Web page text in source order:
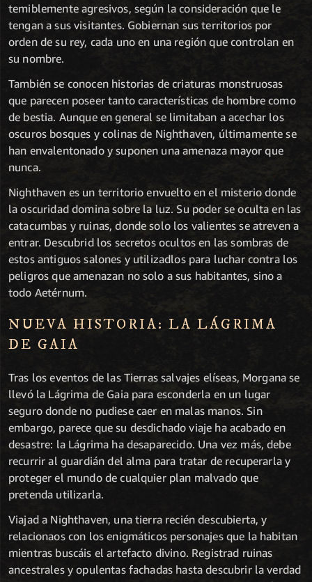
temiblemente agresivos, según la consideración que le
tengan a sus visitantes. Gobiernan sus territorios por
orden de su rey, cada uno en una región que controlan en
su nombre.
También se conocen historias de criaturas monstruosas
que parecen poseer tanto características de hombre como
de bestia. Aunque en general se limitaban a acechar los
oscuros bosques y colinas de Nighthaven, últimamente se
han envalentonado y suponen una amenaza mayor que
nunca.
Nighthaven es un territorio envuelto en el misterio donde
la oscuridad domina sobre la luz. Su poder se oculta en las
catacumbas y ruinas, donde solo los valientes se atreven a
entrar. Descubrid los secretos ocultos en las sombras de
estos antiguos salones y utilizadlos para luchar contra los
peligros que amenazan no solo a sus habitantes, sino a
todo Aetérnum.
NUEVA HISTORIA: LA LÁGRIMA
DE GAIA
Tras los eventos de las Tierras salvajes elíseas, Morgana se
llevó la Lágrima de Gaia para esconderla en un lugar
seguro donde no pudiese caer en malas manos. Sin
embargo, parece que su desdichado viaje ha acabado en
desastre: la Lágrima ha desaparecido. Una vez más, debe
recurrir al guardián del alma para tratar de recuperarla y
proteger el mundo de cualquier plan malvado que
pretenda utilizarla.
Viajad a Nighthaven, una tierra recién descubierta, y
relacionaos con los enigmáticos personajes que la habitan
mientras buscáis el artefacto divino. Registrad ruinas
ancestrales y opulentas fachadas hasta descubrir la verdad